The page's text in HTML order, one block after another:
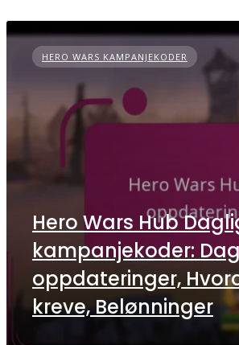
HERO WARS KAMPANJEKODER
Hero Wars Hub
kampanjekoder:
oppdateringer,
kreve, Belønninger